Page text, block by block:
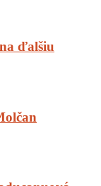
ďalšiu